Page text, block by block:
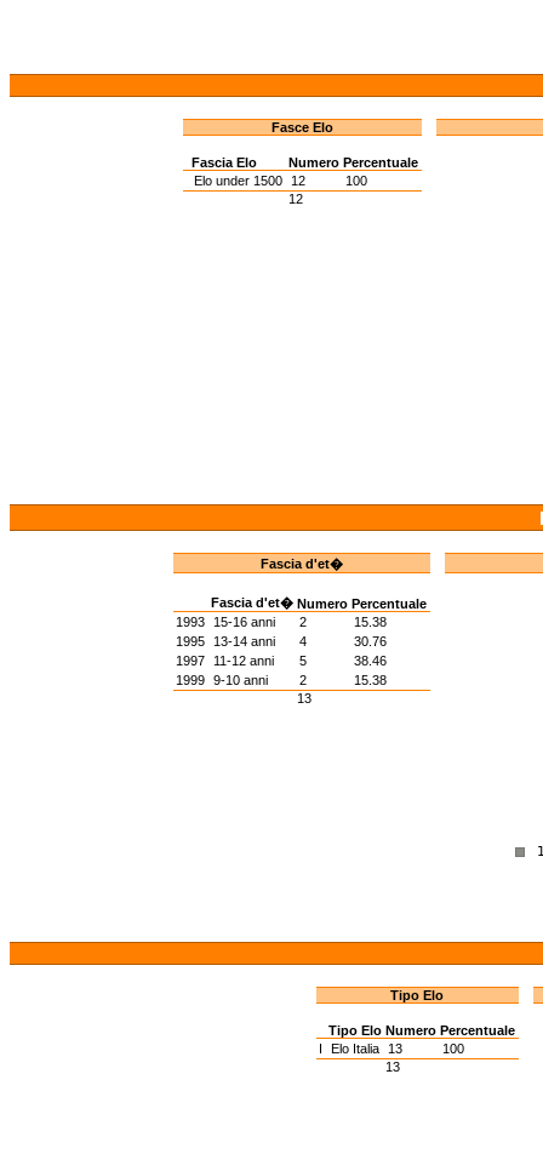
Fasce Elo
Fascia Elo Numero Percentuale
Elo under 1500
12
100
12
Fascia d'et�
Fascia d'et� Numero Percentuale
1993
15-16 anni 2
15.38
1995
13-14 anni 4
30.76
1997
11-12 anni 5
38.46
1999 9-10 anni 2
15.38
13
Tipo Elo
Tipo Elo Numero Percentuale
I
Elo Italia 13
100
13